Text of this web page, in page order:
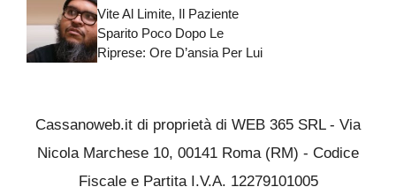
Vite Al Limite, Il Paziente
Sparito Poco Dopo Le
Riprese: Ore D’ansia Per Lui
Cassanoweb.it di proprietà di WEB 365 SRL - Via
Nicola Marchese 10, 00141 Roma (RM) - Codice
Fiscale e Partita I.V.A. 12279101005